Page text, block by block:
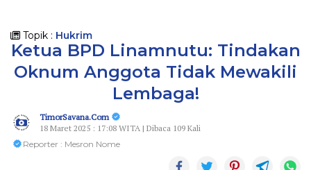
Topik : Hukrim
Ketua BPD Linamnutu: Tindakan
Oknum Anggota Tidak Mewakili
Lembaga!
TimorSavana.Com
18 Maret 2025 : 17:08 WITA | Dibaca 109 Kali
Reporter : Mesron Nome